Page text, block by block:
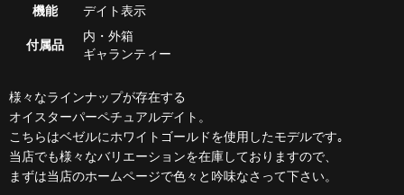
機能 デイト表示
付属品
内・外箱
ギャランティー
様々なラインナップが存在する
オイスターパーペチュアルデイト。
こちらはベゼルにホワイトゴールドを使用したモデルです｡
当店でも様々なバリエーションを在庫しておりますので、
まずは当店のホームページで色々と吟味なさって下さい。